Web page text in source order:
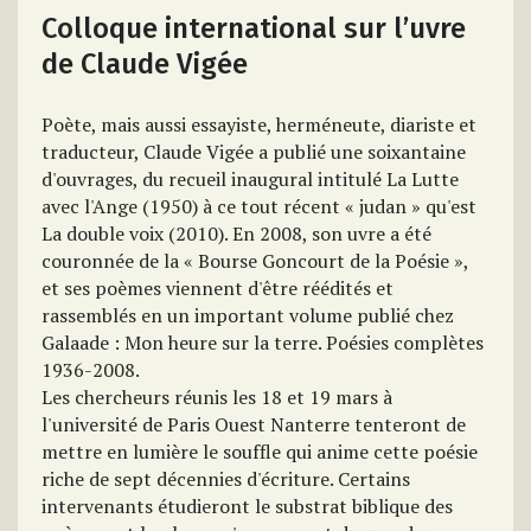
Colloque international sur l’uvre
de Claude Vigée
Poète, mais aussi essayiste, herméneute, diariste et
traducteur, Claude Vigée a publié une soixantaine
d'ouvrages, du recueil inaugural intitulé La Lutte
avec l'Ange (1950) à ce tout récent « judan » qu'est
La double voix (2010). En 2008, son uvre a été
couronnée de la « Bourse Goncourt de la Poésie »,
et ses poèmes viennent d'être réédités et
rassemblés en un important volume publié chez
Galaade : Mon heure sur la terre. Poésies complètes
1936-2008.
Les chercheurs réunis les 18 et 19 mars à
l'université de Paris Ouest Nanterre tenteront de
mettre en lumière le souffle qui anime cette poésie
riche de sept décennies d'écriture. Certains
intervenants étudieront le substrat biblique des